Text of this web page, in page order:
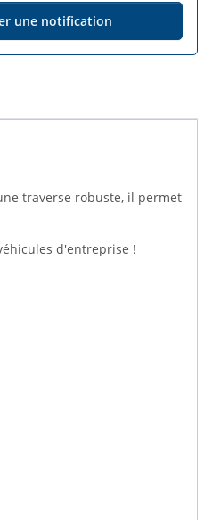
une notification
traverse robuste, il permet
d'entreprise !